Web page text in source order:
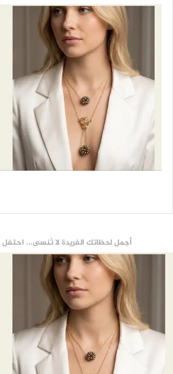
أجمل لحظاتك الفريدة لا تُنسى...